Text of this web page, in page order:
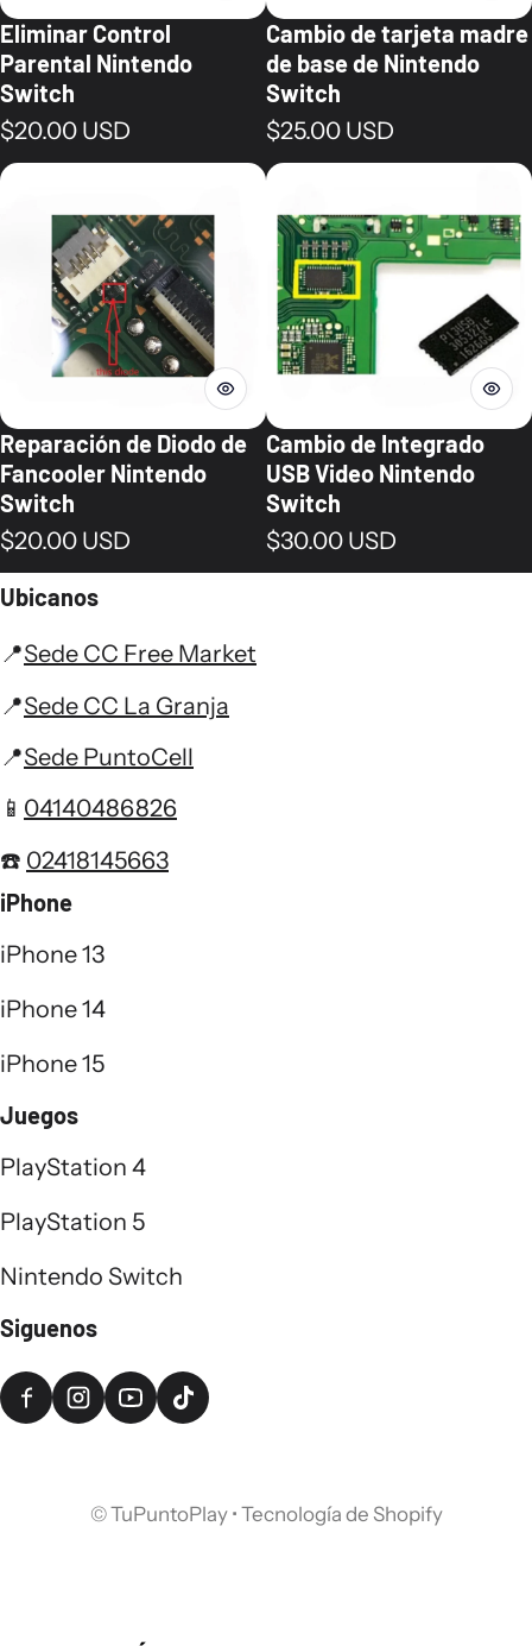
Eliminar Control
Parental Nintendo
Switch
Precio normal
$20.00 USD
Cambio de tarjeta madre
de base de Nintendo
Switch
Precio normal
$25.00 USD
Reparación de Diodo de
Fancooler Nintendo
Switch
Precio normal
$20.00 USD
Cambio de Integrado
USB Video Nintendo
Switch
Precio normal
$30.00 USD
Ubicanos
📍Sede CC Free Market
📍Sede CC La Granja
📍Sede PuntoCell
📱 04140486826
☎️ 02418145663
iPhone
iPhone 13
iPhone 14
iPhone 15
Juegos
PlayStation 4
PlayStation 5
Nintendo Switch
Siguenos
©TuPuntoPlay• Tecnología de Shopify